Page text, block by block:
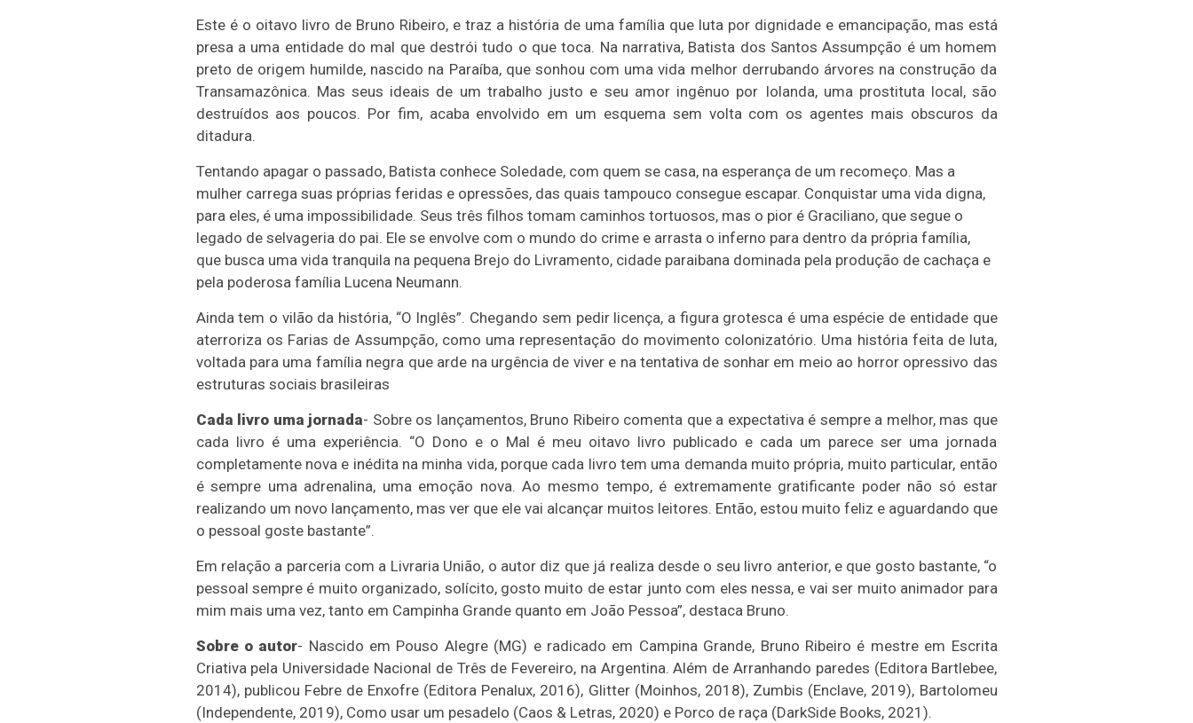
Este é o oitavo livro de Bruno Ribeiro, e traz a história de uma família que luta por dignidade e emancipação, mas está
presa a uma entidade do mal que destrói tudo o que toca. Na narrativa, Batista dos Santos Assumpção é um homem
preto de origem humilde, nascido na Paraíba, que sonhou com uma vida melhor derrubando árvores na construção da
Transamazônica. Mas seus ideais de um trabalho justo e seu amor ingênuo por Iolanda, uma prostituta local, são
destruídos aos poucos. Por fim, acaba envolvido em um esquema sem volta com os agentes mais obscuros da
ditadura.
Tentando apagar o passado, Batista conhece Soledade, com quem se casa, na esperança de um recomeço. Mas a
mulher carrega suas próprias feridas e opressões, das quais tampouco consegue escapar. Conquistar uma vida digna,
para eles, é uma impossibilidade. Seus três filhos tomam caminhos tortuosos, mas o pior é Graciliano, que segue o
legado de selvageria do pai. Ele se envolve com o mundo do crime e arrasta o inferno para dentro da própria família,
que busca uma vida tranquila na pequena Brejo do Livramento, cidade paraibana dominada pela produção de cachaça e
pela poderosa família Lucena Neumann.
Ainda tem o vilão da história, “O Inglês”. Chegando sem pedir licença, a figura grotesca é uma espécie de entidade que
aterroriza os Farias de Assumpção, como uma representação do movimento colonizatório. Uma história feita de luta,
voltada para uma família negra que arde na urgência de viver e na tentativa de sonhar em meio ao horror opressivo das
estruturas sociais brasileiras
Cada livro uma jornada- Sobre os lançamentos, Bruno Ribeiro comenta que a expectativa é sempre a melhor, mas que
cada livro é uma experiência. “O Dono e o Mal é meu oitavo livro publicado e cada um parece ser uma jornada
completamente nova e inédita na minha vida, porque cada livro tem uma demanda muito própria, muito particular, então
é sempre uma adrenalina, uma emoção nova. Ao mesmo tempo, é extremamente gratificante poder não só estar
realizando um novo lançamento, mas ver que ele vai alcançar muitos leitores. Então, estou muito feliz e aguardando que
o pessoal goste bastante”.
Em relação a parceria com a Livraria União, o autor diz que já realiza desde o seu livro anterior, e que gosto bastante, “o
pessoal sempre é muito organizado, solícito, gosto muito de estar junto com eles nessa, e vai ser muito animador para
mim mais uma vez, tanto em Campinha Grande quanto em João Pessoa”, destaca Bruno.
Sobre o autor- Nascido em Pouso Alegre (MG) e radicado em Campina Grande, Bruno Ribeiro é mestre em Escrita
Criativa pela Universidade Nacional de Três de Fevereiro, na Argentina. Além de Arranhando paredes (Editora Bartlebee,
2014), publicou Febre de Enxofre (Editora Penalux, 2016), Glitter (Moinhos, 2018), Zumbis (Enclave, 2019), Bartolomeu
(Independente, 2019), Como usar um pesadelo (Caos & Letras, 2020) e Porco de raça (DarkSide Books, 2021).